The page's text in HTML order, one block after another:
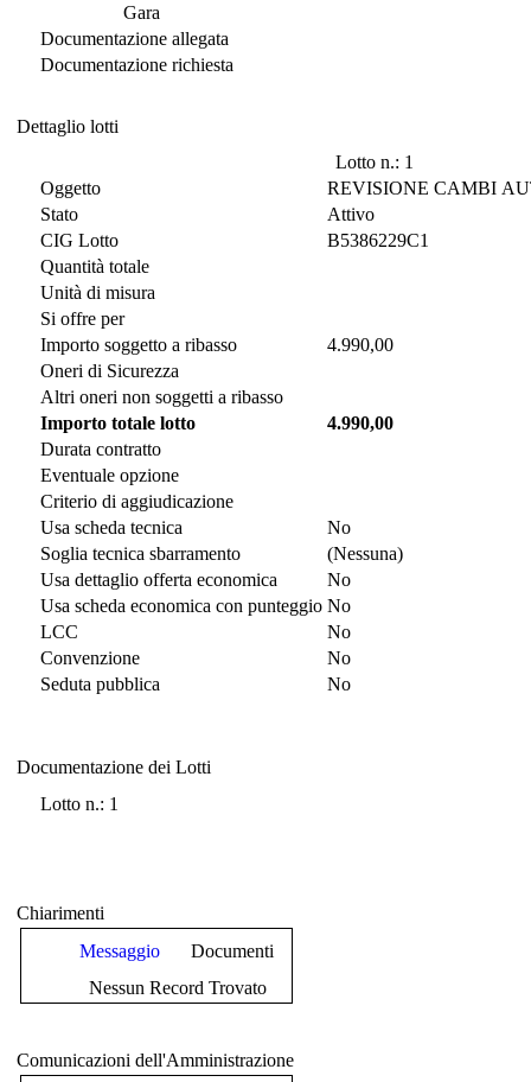
Gara
Documentazione allegata
Documentazione richiesta
Dettaglio lotti
Lotto n.: 1
Oggetto
REVISIONE CAMBI
Stato
Attivo
CIG Lotto
B5386229C1
Quantità totale
Unità di misura
Si offre per
Importo soggetto a ribasso
4.990,00
Oneri di Sicurezza
Altri oneri non soggetti a ribasso
Importo totale lotto
4.990,00
Durata contratto
Eventuale opzione
Criterio di aggiudicazione
Usa scheda tecnica
No
Soglia tecnica sbarramento
(Nessuna)
Usa dettaglio offerta economica
No
Usa scheda economica con punteggio No
LCC
No
Convenzione
No
Seduta pubblica
No
Documentazione dei Lotti
Lotto n.: 1
Chiarimenti
Messaggio
Documenti
Nessun Record Trovato
Comunicazioni dell'Amministrazione